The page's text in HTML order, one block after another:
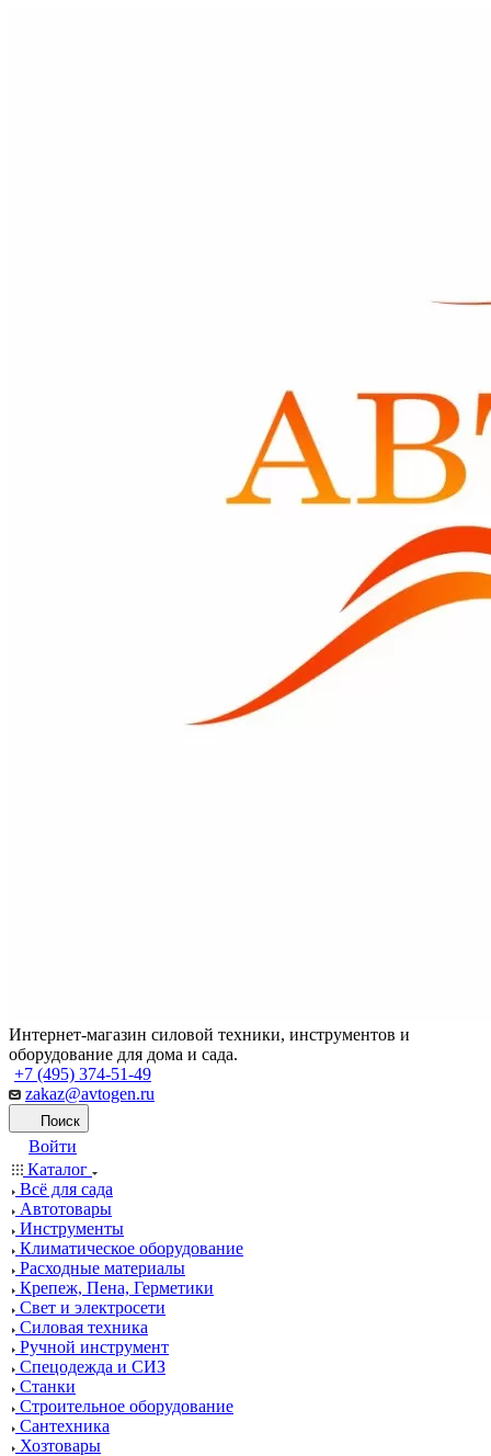
Интернет-магазин силовой техники, инструментов и
оборудование для дома и сада.
+7 (495) 374-51-49
zakaz@avtogen.ru
Поиск
Войти
Каталог
Всё для сада
Автотовары
Инструменты
Климатическое оборудование
Расходные материалы
Крепеж, Пена, Герметики
Свет и электросети
Силовая техника
Ручной инструмент
Спецодежда и СИЗ
Станки
Строительное оборудование
Сантехника
Хозтовары